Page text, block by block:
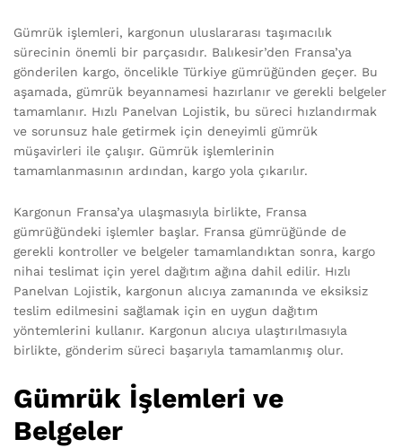
Gümrük işlemleri, kargonun uluslararası taşımacılık
sürecinin önemli bir parçasıdır. Balıkesir’den Fransa’ya
gönderilen kargo, öncelikle Türkiye gümrüğünden geçer. Bu
aşamada, gümrük beyannamesi hazırlanır ve gerekli belgeler
tamamlanır. Hızlı Panelvan Lojistik, bu süreci hızlandırmak
ve sorunsuz hale getirmek için deneyimli gümrük
müşavirleri ile çalışır. Gümrük işlemlerinin
tamamlanmasının ardından, kargo yola çıkarılır.
Kargonun Fransa’ya ulaşmasıyla birlikte, Fransa
gümrüğündeki işlemler başlar. Fransa gümrüğünde de
gerekli kontroller ve belgeler tamamlandıktan sonra, kargo
nihai teslimat için yerel dağıtım ağına dahil edilir. Hızlı
Panelvan Lojistik, kargonun alıcıya zamanında ve eksiksiz
teslim edilmesini sağlamak için en uygun dağıtım
yöntemlerini kullanır. Kargonun alıcıya ulaştırılmasıyla
birlikte, gönderim süreci başarıyla tamamlanmış olur.
Gümrük İşlemleri ve
Belgeler